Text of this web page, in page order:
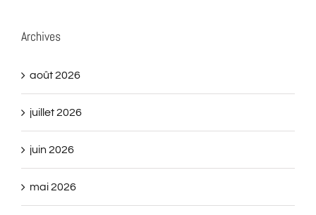
Archives
août 2026
juillet 2026
juin 2026
mai 2026